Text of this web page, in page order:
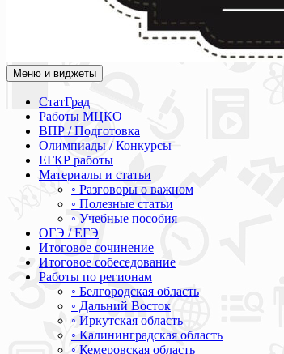
Академия СОВА
Подготовка к ЕГЭ, ОГЭ, ВПР, МЦКО, СтатГрад,
Меню и виджеты
СтатГрад
Работы МЦКО
ВПР / Подготовка
Олимпиады / Конкурсы
ЕГКР работы
Материалы и статьи
◦ Разговоры о важном
◦ Полезные статьи
◦ Учебные пособия
ОГЭ / ЕГЭ
Итоговое сочинение
Итоговое собеседование
Работы по регионам
◦ Белгородская область
◦ Дальний Восток
◦ Иркутская область
◦ Калининградская область
◦ Кемеровская область